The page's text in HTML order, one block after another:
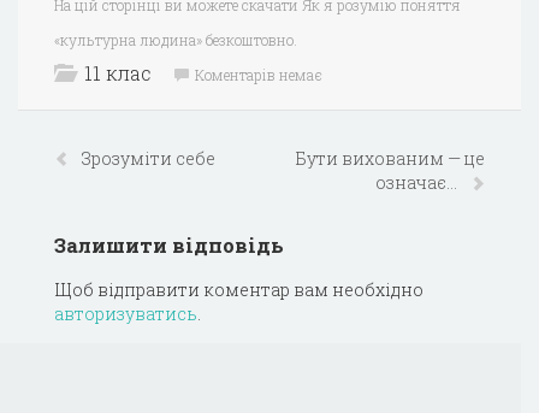
На цій сторінці ви можете скачати Як я розумію поняття
«культурна людина» безкоштовно.
11 клас Коментарів немає
Зрозуміти себе
Бути вихованим — це
означає…
Залишити відповідь
Щоб відправити коментар вам необхідно
авторизуватись.